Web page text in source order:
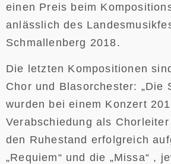
einen Preis beim
anlässlich des
Schmallenberg 2018.
Die letzten Kompositionen
Chor und Blasorchester: „Die
wurden bei einem Konzert
Verabschiedung als
den Ruhestand erfolgreich
„Requiem“ und die „Missa“ ,